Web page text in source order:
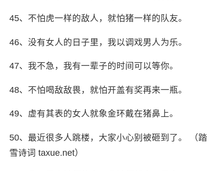
45、不怕虎一样的敌人，就怕猪一样的队友。
46、没有女人的日子里，我以调戏男人为乐。
47、我不急，我有一辈子的时间可以等你。
48、不怕喝敌敌畏，就怕开盖有奖再来一瓶。
49、虚有其表的女人就象金环戴在猪鼻上。
50、最近很多人跳楼，大家小心别被砸到了。 （踏
雪诗词 taxue.net）